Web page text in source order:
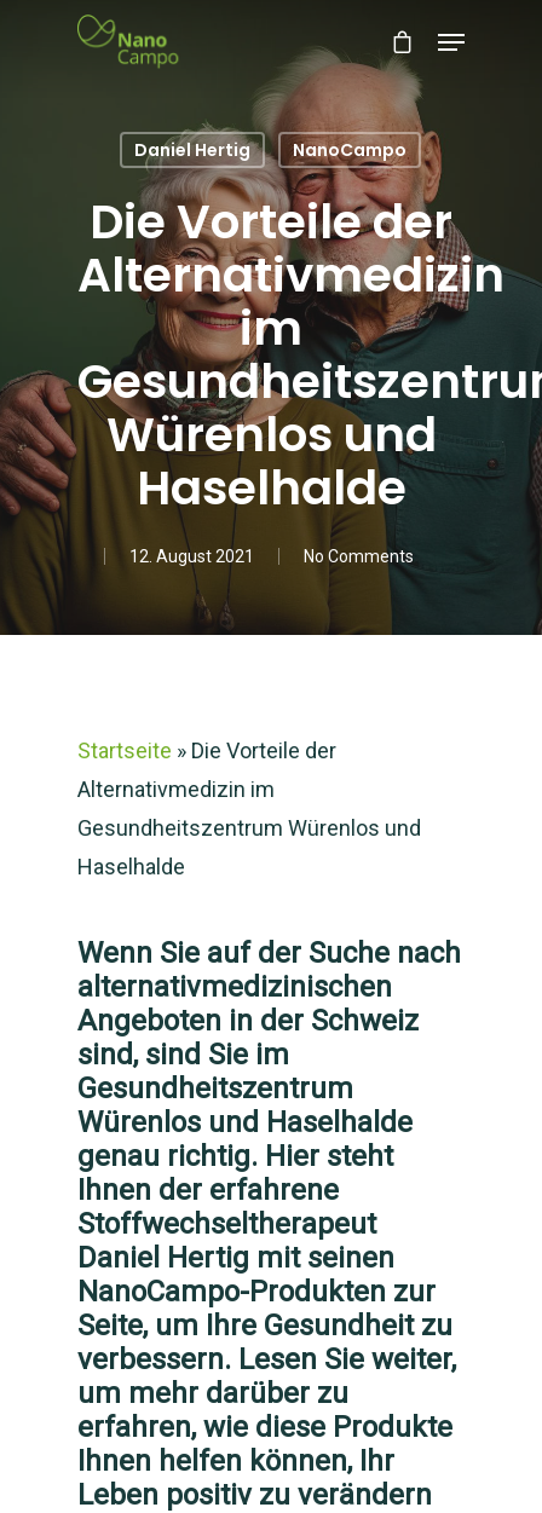
Daniel Hertig NanoCampo
Die Vorteile der
Alternativmedizin
im
Würenlos und
Haselhalde
12. August 2021 No Comments
Startseite » Die Vorteile der
Alternativmedizin im
Gesundheitszentrum Würenlos und
Haselhalde
Wenn Sie auf der Suche nach
alternativmedizinischen
Angeboten in der Schweiz
sind, sind Sie im
Gesundheitszentrum
Würenlos und Haselhalde
genau richtig. Hier steht
Ihnen der erfahrene
Stoffwechseltherapeut
Daniel Hertig mit seinen
NanoCampo-Produkten zur
Seite, um Ihre Gesundheit zu
verbessern. Lesen Sie weiter,
um mehr darüber zu
erfahren, wie diese Produkte
Ihnen helfen können, Ihr
Leben positiv zu verändern